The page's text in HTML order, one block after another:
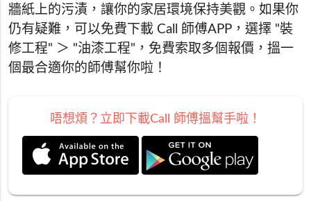
牆紙上的污漬，讓你的家居環境保持美觀。如果你
仍有疑難，可以免費下載 Call 師傅APP，選擇 "裝
修工程" ＞ "油漆工程"，免費索取多個報價，搵一
個最合適你的師傅幫你啦！
唔想煩？立即下載Call 師傅搵幫手啦！